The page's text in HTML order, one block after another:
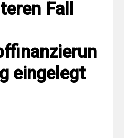
Fall
eingelegt